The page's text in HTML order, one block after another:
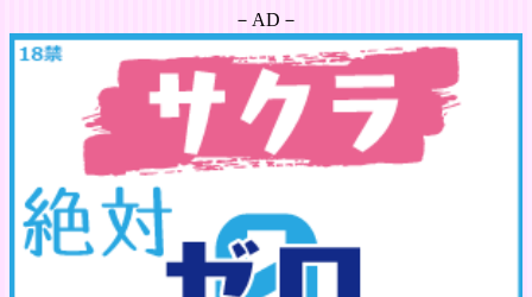
－AD－